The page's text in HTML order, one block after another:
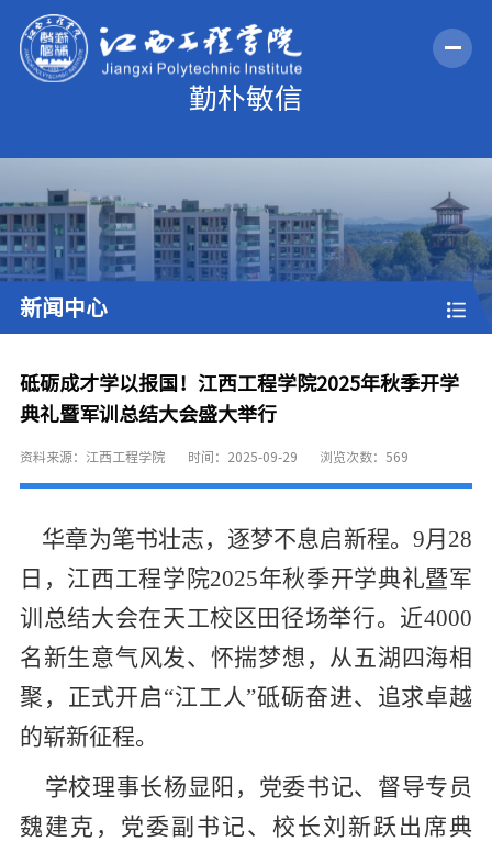
新闻中心
砥砺成才学以报国！江西工程学院2025年秋季开学
典礼暨军训总结大会盛大举行
资料来源：江西工程学院 时间：2025-09-29 浏览次数：569
华章为笔书壮志，逐梦不息启新程。 9月 28
日，江西工程学院2025年秋季开学典礼暨军
训总结大会在天工校区田径场举行。近4000
名新生意气风发、怀揣梦想，从五湖四海相
聚，正式开启“江工人”砥砺奋进、追求卓越
的崭新征程。
学校理事长杨显阳，党委书记、督导专员
魏建克，党委副书记、校长刘新跃出席典